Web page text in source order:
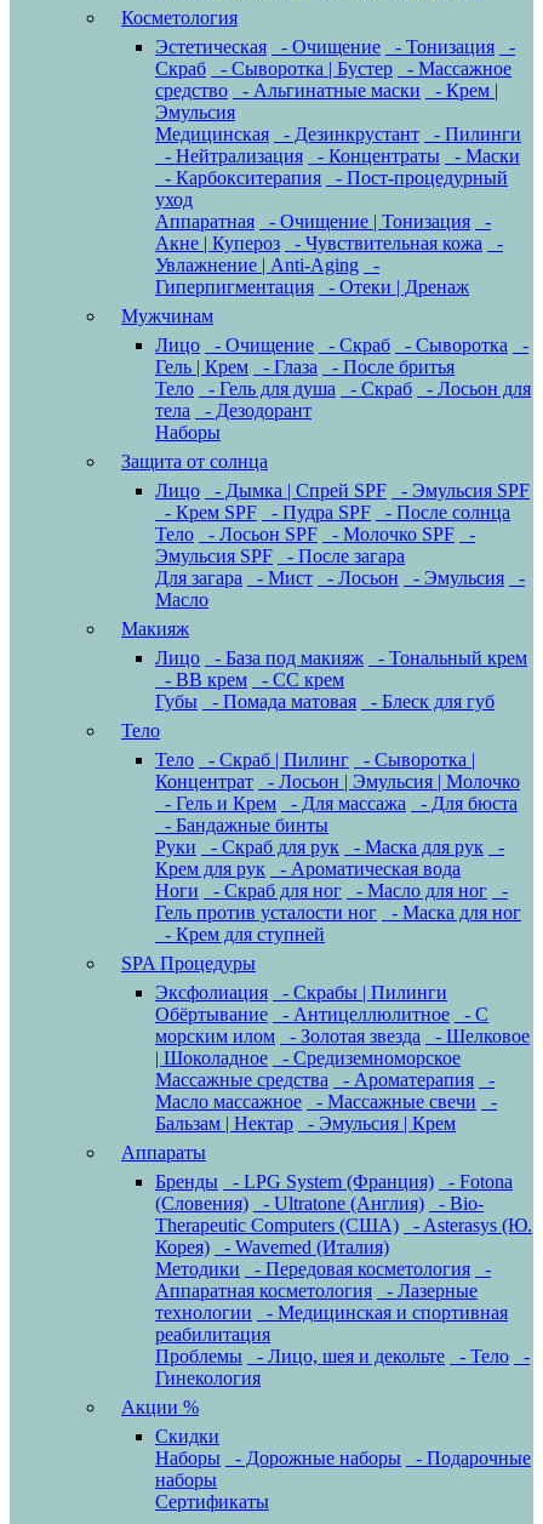
Косметология
Эстетическая
- Очищение - Тонизация
-
Скраб
- Сыворотка | Бустер
- Массажное
средство
- Альгинатные маски
- Крем |
Эмульсия
Медицинская
- Дезинкрустант
- Пилинги
- Нейтрализация
- Концентраты
- Маски
- Карбокситерапия
- Пост-процедурный
уход
Аппаратная
- Очищение | Тонизация
-
Акне | Купероз
- Чувствительная кожа
-
Увлажнение | Anti-Aging
-
Гиперпигментация
- Отеки | Дренаж
Мужчинам
Лицо
- Очищение - Скраб - Сыворотка
-
Гель | Крем
- Глаза
- После бритья
Тело
- Гель для душа - Скраб
- Лосьон для
тела
- Дезодорант
Наборы
Защита от солнца
Лицо
- Дымка | Спрей SPF
- Эмульсия SPF
- Крем SPF
- Пудра SPF
- После солнца
Тело
- Лосьон SPF - Молочко SPF
-
Эмульсия SPF
- После загара
Для загара
- Мист - Лосьон - Эмульсия
-
Масло
Макияж
Лицо
- База под макияж
- Тональный крем
- BB крем
- CC крем
Губы
- Помада матовая
- Блеск для губ
Тело
Тело
- Скраб | Пилинг
- Сыворотка |
Концентрат
- Лосьон | Эмульсия | Молочко
- Гель и Крем
- Для массажа
- Для бюста
- Бандажные бинты
Руки
- Скраб для рук - Маска для рук
-
Крем для рук
- Ароматическая вода
Ноги
- Скраб для ног - Масло для ног
-
Гель против усталости ног
- Маска для ног
- Крем для ступней
SPA Процедуры
Эксфолиация
- Скрабы | Пилинги
Обёртывание
- Антицеллюлитное
- С
морским илом
- Золотая звезда
- Шелковое
| Шоколадное
- Средиземноморское
Массажные средства
- Ароматерапия
-
Масло массажное
- Массажные свечи
-
Бальзам | Нектар
- Эмульсия | Крем
Аппараты
Бренды
- LPG System (Франция)
- Fotona
(Словения)
- Ultratone (Англия)
- Bio-
Therapeutic Computers (США)
- Asterasys (Ю.
Корея)
- Wavemed (Италия)
Методики
- Передовая косметология
-
Аппаратная косметология
- Лазерные
технологии
- Медицинская и спортивная
реабилитация
Проблемы
- Лицо, шея и декольте - Тело
-
Гинекология
Акции %
Скидки
Наборы
- Дорожные наборы
- Подарочные
наборы
Сертификаты